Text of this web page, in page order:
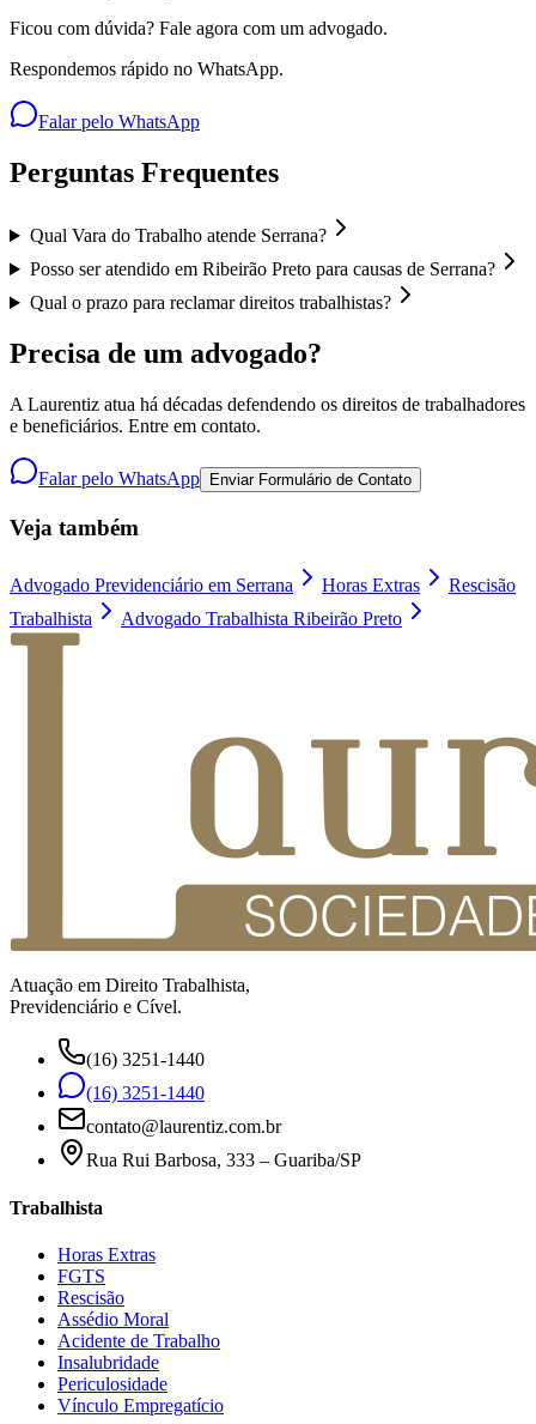
Ficou com dúvida? Fale agora com um advogado.
Respondemos rápido no WhatsApp.
Falar pelo WhatsApp
Perguntas Frequentes
Qual Vara do Trabalho atende Serrana?
Posso ser atendido em Ribeirão Preto para causas de Serrana?
Qual o prazo para reclamar direitos trabalhistas?
Precisa de um advogado?
A Laurentiz atua há décadas defendendo os direitos de trabalhadores
e beneficiários. Entre em contato.
Falar pelo WhatsApp Enviar Formulário de Contato
Veja também
Advogado Previdenciário em Serrana Horas Extras
Rescisão
Trabalhista
Advogado Trabalhista Ribeirão Preto
Atuação em Direito Trabalhista,
Previdenciário e Cível.
(16) 3251-1440
(16) 3251-1440
contato@laurentiz.com.br
Rua Rui Barbosa, 333 – Guariba/SP
Trabalhista
Horas Extras
FGTS
Rescisão
Assédio Moral
Acidente de Trabalho
Insalubridade
Periculosidade
Vínculo Empregatício